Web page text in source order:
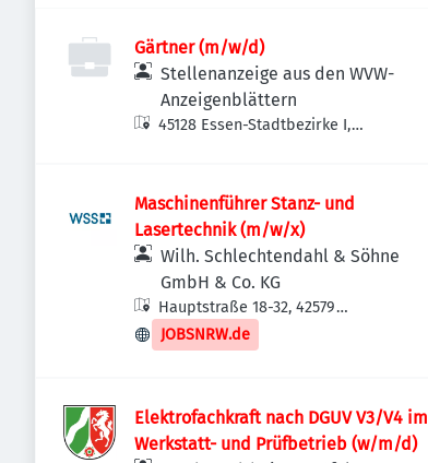
Gärtner (m/w/d)
Stellenanzeige aus den WVW-
Anzeigenblättern
45128 Essen-Stadtbezirke I,
Maschinenführer Stanz- und
Lasertechnik (m/w/x)
Wilh. Schlechtendahl & Söhne
GmbH & Co. KG
Hauptstraße 18-32, 42579
Heiligenhaus, Deutschland
JOBSNRW.de
Elektrofachkraft nach DGUV V3/V4 im
Werkstatt- und Prüfbetrieb (w/m/d)